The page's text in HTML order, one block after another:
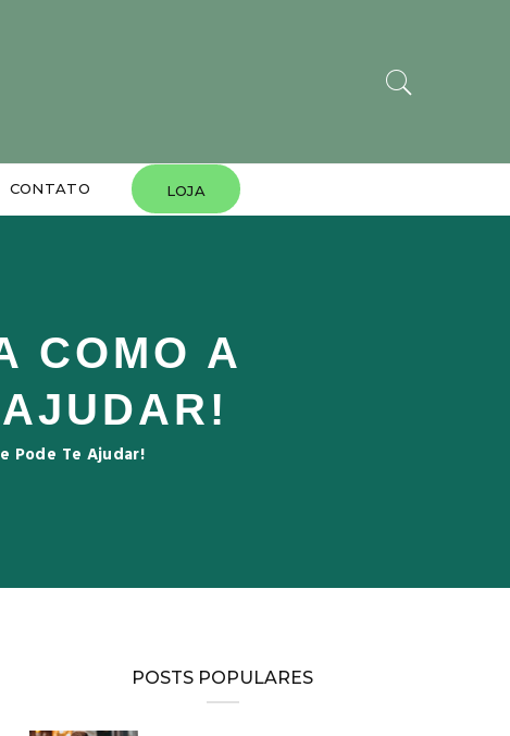
CONTATO LOJA
COMO A
Pode Te Ajudar!
POSTS POPULARES